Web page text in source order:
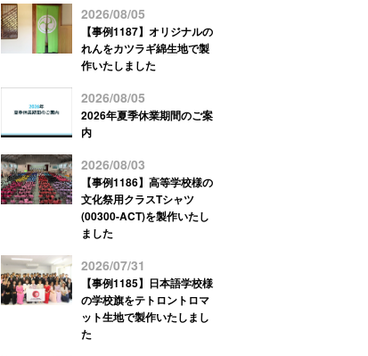
2026/08/05
【事例1187】オリジナルの
れんをカツラギ綿生地で製
作いたしました
2026/08/05
2026年夏季休業期間のご案
内
2026/08/03
【事例1186】高等学校様の
文化祭用クラスTシャツ
(00300-ACT)を製作いたし
ました
2026/07/31
【事例1185】日本語学校様
の学校旗をテトロントロマ
ット生地で製作いたしまし
た